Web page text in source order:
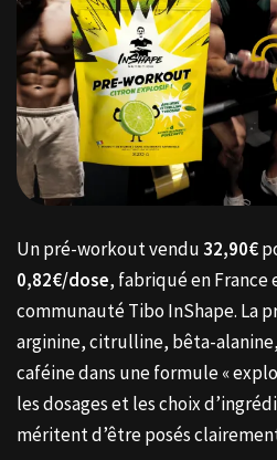
Un pré-workout vendu32,90€
0,82€/dose, fabriqué en France
communauté Tibo InShape. La
arginine, citrulline, bêta-
caféine dans une formule «
les dosages et les choix
méritent d’être posés